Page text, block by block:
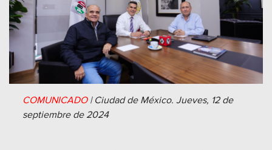
COMUNICADO| Ciudad de México. Jueves, 12 de
septiembre de 2024